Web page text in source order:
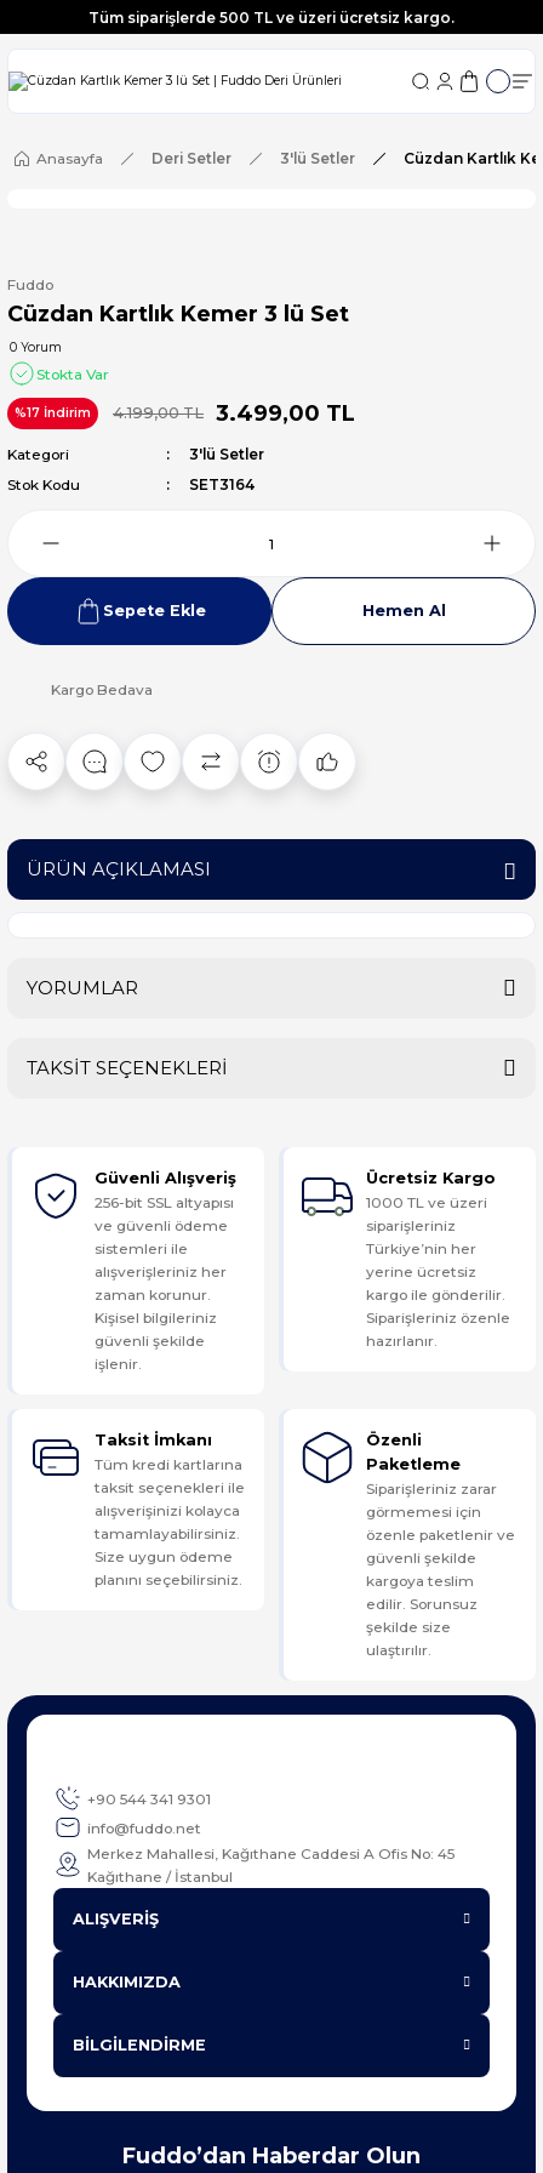
Tüm siparişlerde 500 TL ve üzeri ücretsiz kargo.
Tüm siparişlerde 500 TL ve üzeri ücretsiz kargo.
Tüm siparişlerde 500 TL ve üzeri ücretsiz kargo.
Tüm siparişlerde 500 TL ve üzeri ücretsiz kargo.
Anasayfa Deri Setler 3'lü Setler Cüzdan Kartlık
Fuddo
Cüzdan Kartlık Kemer 3 lü Set
0 Yorum
Stokta Var
%17 İndirim 4.199,00 TL 3.499,00 TL
Kategori
3'lü Setler
Stok Kodu
SET3164
Sepete Ekle Hemen Al
Kargo Bedava
ÜRÜN AÇIKLAMASI
YORUMLAR
Yorum Yaz
TAKSİT SEÇENEKLERİ
Güvenli Alışveriş
256-bit SSL altyapısı
ve güvenli ödeme
sistemleri ile
alışverişleriniz her
zaman korunur.
Kişisel bilgileriniz
güvenli şekilde
işlenir.
Ücretsiz Kargo
1000 TL ve üzeri
siparişleriniz
Türkiye’nin her
yerine ücretsiz
kargo ile gönderilir.
Siparişleriniz özenle
hazırlanır.
Taksit İmkanı
Tüm kredi kartlarına
taksit seçenekleri ile
alışverişinizi kolayca
tamamlayabilirsiniz.
Size uygun ödeme
planını seçebilirsiniz.
Özenli
Paketleme
Siparişleriniz zarar
görmemesi için
özenle paketlenir ve
güvenli şekilde
kargoya teslim
edilir. Sorunsuz
şekilde size
ulaştırılır.
+90 544 341 9301
info@fuddo.net
Merkez Mahallesi, Kağıthane Caddesi A Ofis No: 45
Kağıthane / İstanbul
ALIŞVERİŞ
HAKKIMIZDA
BİLGİLENDİRME
Fuddo’dan Haberdar Olun